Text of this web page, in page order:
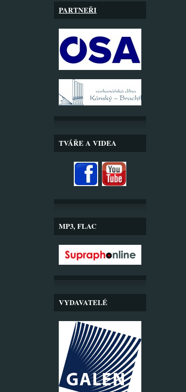
PARTNEŘI
TVÁŘE A VIDEA
MP3, FLAC
VYDAVATELÉ